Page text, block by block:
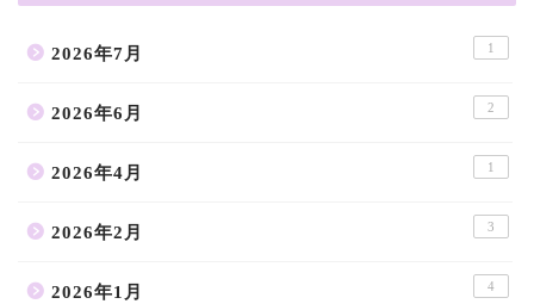
2026年7月 1
2026年6月 2
2026年4月 1
2026年2月 3
2026年1月 4